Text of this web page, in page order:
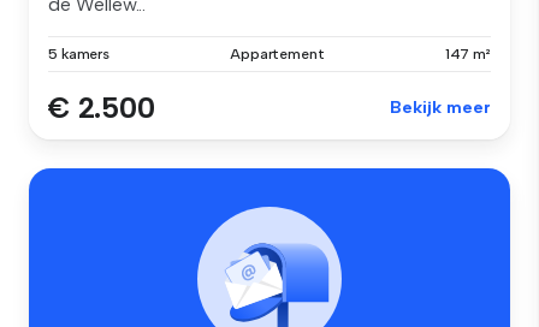
5 kamers Appartement 147 m²
€ 2.500 Bekijk meer